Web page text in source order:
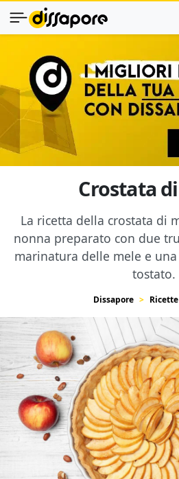
Crostata
La ricetta della crostata di
nonna preparato con due
marinatura delle mele e
tostato.
Dissapore Ricette